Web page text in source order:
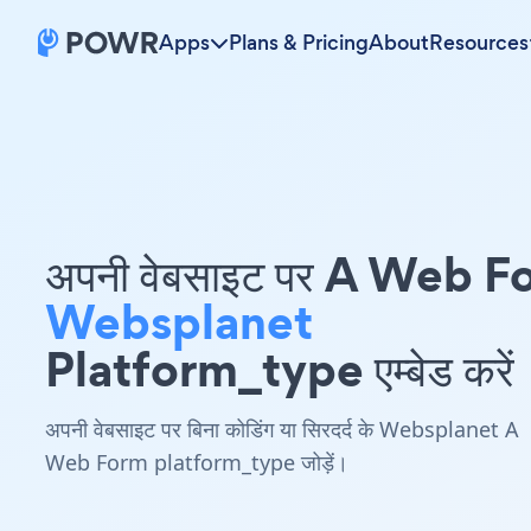
Apps Plans & PricingAboutResources
अपनी वेबसाइट पर A Web
Websplanet
Platform_type एम्बेड करें
अपनी वेबसाइट पर बिना कोडिंग या सिरदर्द के Websplanet A
Web Form platform_type जोड़ें।